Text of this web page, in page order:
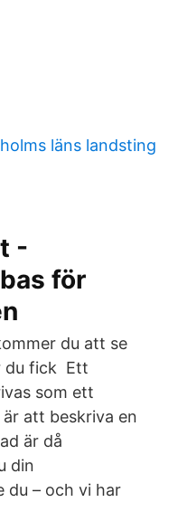
läns landsting
-
för
du att se
du fick Ett
som ett
att beskriva en
är då
din
du – och vi har